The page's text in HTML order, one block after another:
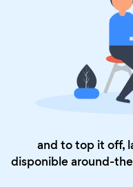
and to top it off,
disponible around-